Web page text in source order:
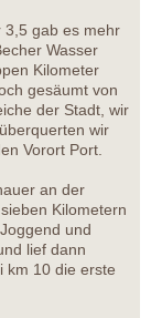
3,5 gab es mehr
Wasser
Kilometer
gesäumt von
der Stadt, wir
wir
Vorort Port.
an der
Kilometern
und
lief dann
km 10 die erste